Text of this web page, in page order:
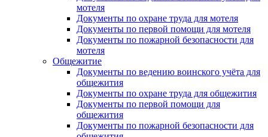
мотеля
Документы по охране труда для мотеля
Документы по первой помощи для мотеля
Документы по пожарной безопасности для
мотеля
Общежитие
Документы по ведению воинского учёта для
общежития
Документы по охране труда для общежития
Документы по первой помощи для
общежития
Документы по пожарной безопасности для